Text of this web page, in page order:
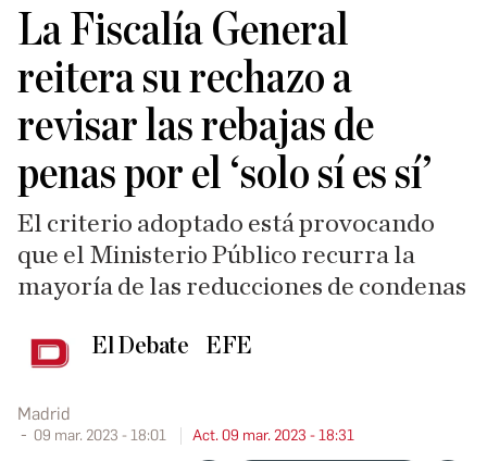
La Fiscalía General
reitera su rechazo a
revisar las rebajas de
penas por el ‘solo sí es sí’
El criterio adoptado está provocando
que el Ministerio Público recurra la
mayoría de las reducciones de condenas
El Debate EFE
Madrid
09 mar. 2023 - 18:01 Act. 09 mar. 2023 - 18:31